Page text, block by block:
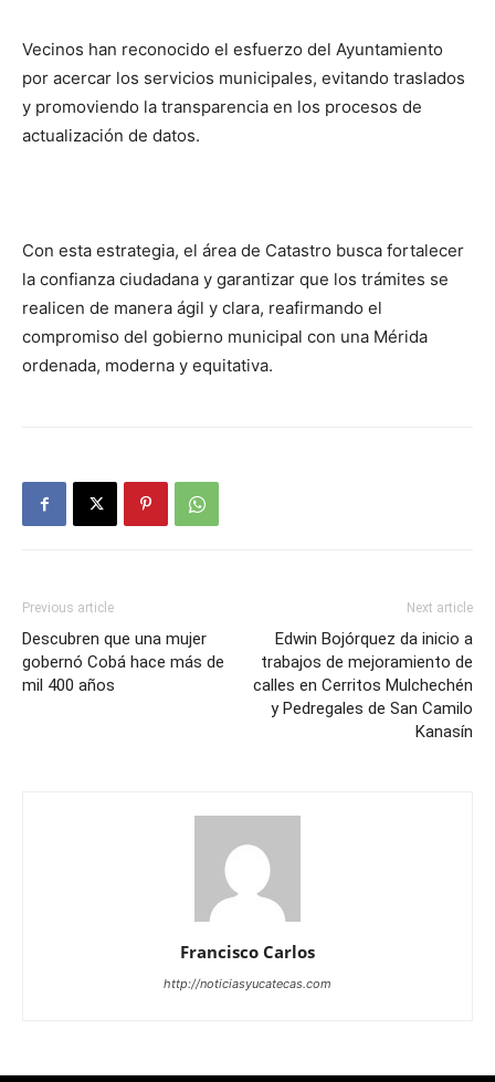
Vecinos han reconocido el esfuerzo del Ayuntamiento
por acercar los servicios municipales, evitando traslados
y promoviendo la transparencia en los procesos de
actualización de datos.
Con esta estrategia, el área de Catastro busca fortalecer
la confianza ciudadana y garantizar que los trámites se
realicen de manera ágil y clara, reafirmando el
compromiso del gobierno municipal con una Mérida
ordenada, moderna y equitativa.
Previous article
Descubren que una mujer
gobernó Cobá hace más de
mil 400 años
Next article
Edwin Bojórquez da inicio a
trabajos de mejoramiento de
calles en Cerritos Mulchechén
y Pedregales de San Camilo
Kanasín
Francisco Carlos
http://noticiasyucatecas.com